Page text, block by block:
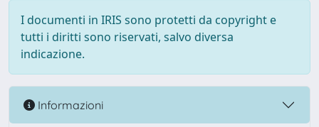
I documenti in IRIS sono protetti da copyright e
tutti i diritti sono riservati, salvo diversa
indicazione.
Informazioni